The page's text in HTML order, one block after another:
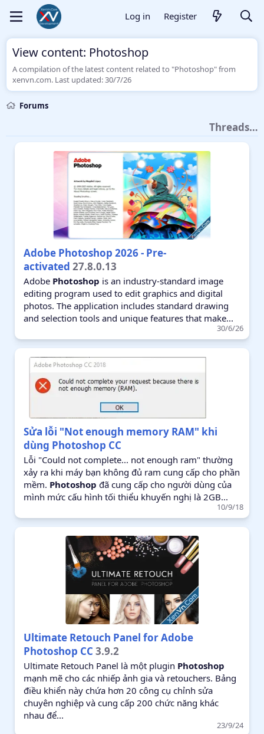
Log in Register
View content: Photoshop
A compilation of the latest content related to "Photoshop" from
xenvn.com. Last updated:30/7/26
Forums
Threads…
Adobe Photoshop 2026 - Pre-
activated 27.8.0.13
Adobe Photoshop is an industry-standard image
editing program used to edit graphics and digital
photos. The application includes standard drawing
and selection tools and unique features that make...
30/6/26
Sửa lỗi "Not enough memory RAM" khi
dùng Photoshop CC
Lỗi "Could not complete... not enough ram" thường
xảy ra khi máy bạn không đủ ram cung cấp cho phần
mềm. Photoshop đã cung cấp cho người dùng của
mình mức cấu hình tối thiểu khuyến nghị là 2GB...
10/9/18
Ultimate Retouch Panel for Adobe
Photoshop CC 3.9.2
Ultimate Retouch Panel là một plugin Photoshop
mạnh mẽ cho các nhiếp ảnh gia và retouchers. Bảng
điều khiển này chứa hơn 20 công cụ chỉnh sửa
chuyên nghiệp và cung cấp 200 chức năng khác
nhau để...
23/9/24